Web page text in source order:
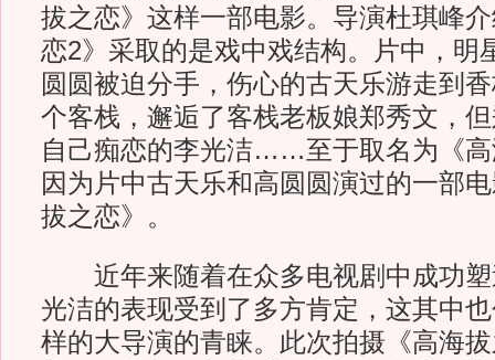
拔之恋》这样一部电影。导演杜琪峰
恋2》采取的是戏中戏结构。片中，明
圆圆被迫分手，伤心的古天乐游走到
个客栈，邂逅了客栈老板娘郑秀文，
自己痴恋的李光洁……至于取名为《高
因为片中古天乐和高圆圆演过的一部
拔之恋》。
近年来随着在众多电视剧中成功塑
光洁的表现受到了多方肯定，这其中
样的大导演的青睐。此次拍摄《高海